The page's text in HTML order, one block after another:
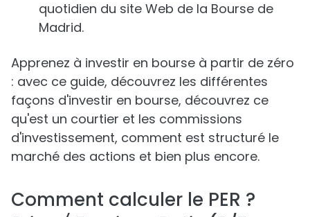
quotidien du site Web de la Bourse de
Madrid.
Apprenez à investir en bourse à partir de zéro
: avec ce guide, découvrez les différentes
façons d'investir en bourse, découvrez ce
qu'est un courtier et les commissions
d'investissement, comment est structuré le
marché des actions et bien plus encore.
Comment calculer le PER ?